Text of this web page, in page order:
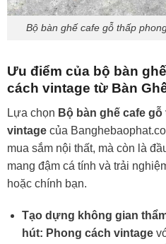
Bộ bàn ghế cafe gỗ thấp
Ưu điểm của bộ bàn
cách vintage từ Bàn
Lựa chọn Bộ bàn ghế cafe
vintage của
mua sắm nội thất, mà còn là
mang đậm cá tính và trải
hoặc chính bạn.
Tạo dựng không gian
hút: Phong cách vintage